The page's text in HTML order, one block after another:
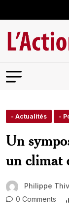
- Actualités -
Un
un climat
Philippe
0 Comments